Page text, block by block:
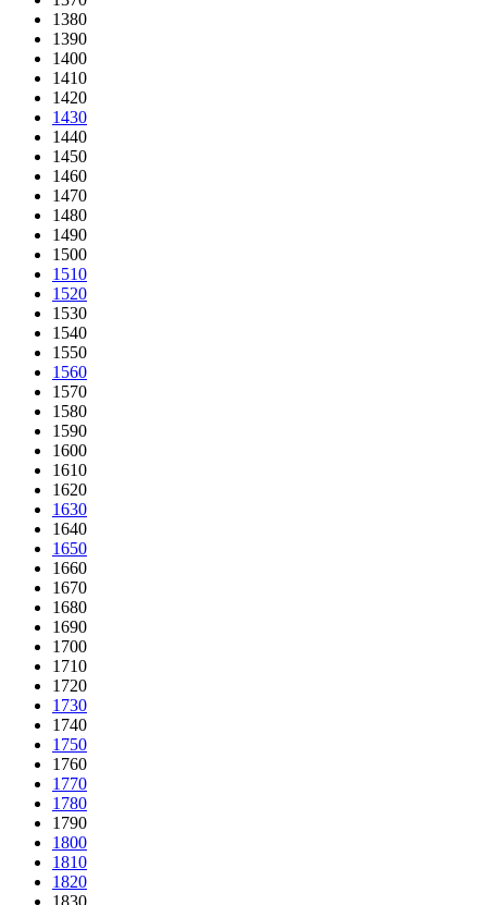
1380
1390
1400
1410
1420
1430
1440
1450
1460
1470
1480
1490
1500
1510
1520
1530
1540
1550
1560
1570
1580
1590
1600
1610
1620
1630
1640
1650
1660
1670
1680
1690
1700
1710
1720
1730
1740
1750
1760
1770
1780
1790
1800
1810
1820
1830